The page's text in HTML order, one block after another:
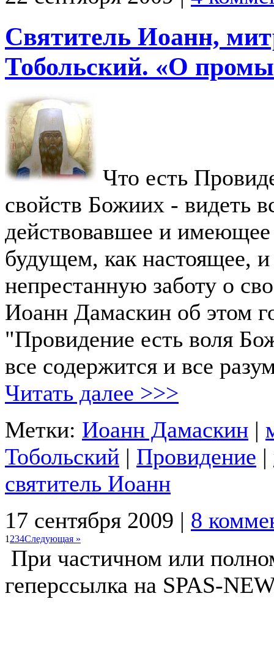
Святитель Иоанн,
Тобольский. «О
Что есть
свойств Божиих - видеть
действовавшее и имеющее
будущем, как настоящее,
непрестанную заботу о
Иоанн Дамаскин об этом
"Провидение есть воля
все содержится и все
Читать далее >>>
Метки: Иоанн Дамаскин |
Тобольский | Провидение |
святитель Иоанн
17 сентября 2009 | 8
1 234Следующая »
При частичном или
геперссылка на SPAS-